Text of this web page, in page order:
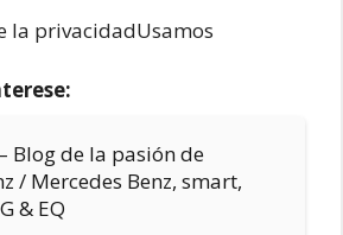
la privacidadUsamos
Blog de la pasión de
/ Mercedes Benz, smart,
& EQ